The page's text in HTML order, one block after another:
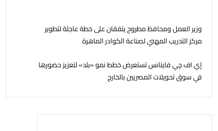
وزير العمل ومحافظ مطروح يتفقان على خطة عاجلة لتطوير
مركز التدريب المهني لصناعة الكوادر الماهرة
إي اف چي فاينانس تستعرض خطط نمو «بلد» لتعزيز حضورها
في سوق تحويلات المصريين بالخارج